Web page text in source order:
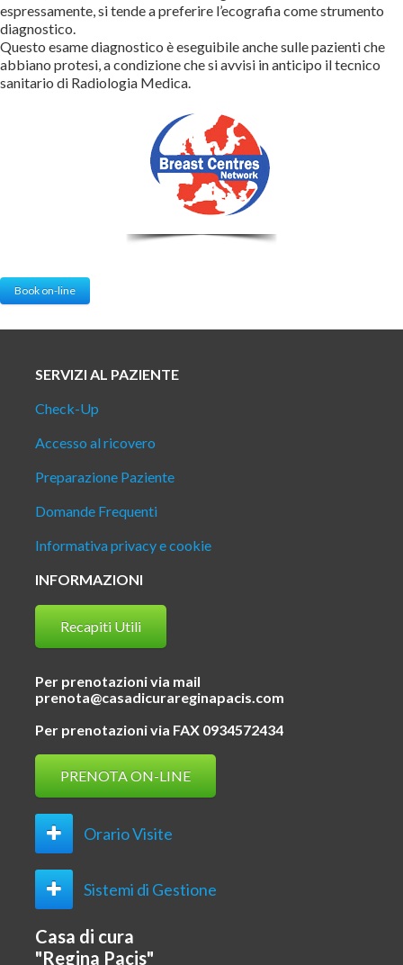
espressamente, si tende a preferire l’ecografia come strumento
diagnostico.
Questo esame diagnostico è eseguibile anche sulle pazienti che
abbiano protesi, a condizione che si avvisi in anticipo il tecnico
sanitario di Radiologia Medica.
Book on-line
SERVIZI AL PAZIENTE
Check-Up
Accesso al ricovero
Preparazione Paziente
Domande Frequenti
Informativa privacy e cookie
INFORMAZIONI
Recapiti Utili
Per prenotazioni via mail
prenota@casadicurareginapacis.com
Per prenotazioni via FAX 0934572434
PRENOTA ON-LINE
Orario Visite
Sistemi di Gestione
Casa di cura
"Regina Pacis"